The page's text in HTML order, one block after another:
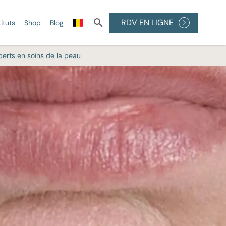
LA
PEELINGS
Peelings médicaux
Peeling à l'acide
glycolique
Shop Blog RDV EN LIGNE
en soins de la peau